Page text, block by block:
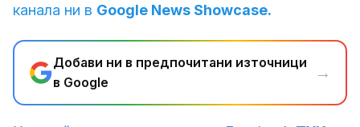
канала ни в Google News Showcase.
Добави ни в предпочитани източници
в Google
→